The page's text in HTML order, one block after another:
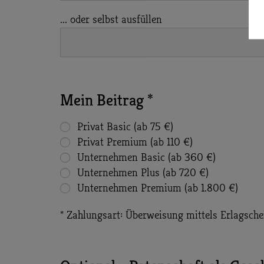
... oder selbst ausfüllen
Mein Beitrag *
Privat Basic (ab 75 €)
Privat Premium (ab 110 €)
Unternehmen Basic (ab 360 €)
Unternehmen Plus (ab 720 €)
Unternehmen Premium (ab 1.800 €)
* Zahlungsart: Überweisung mittels